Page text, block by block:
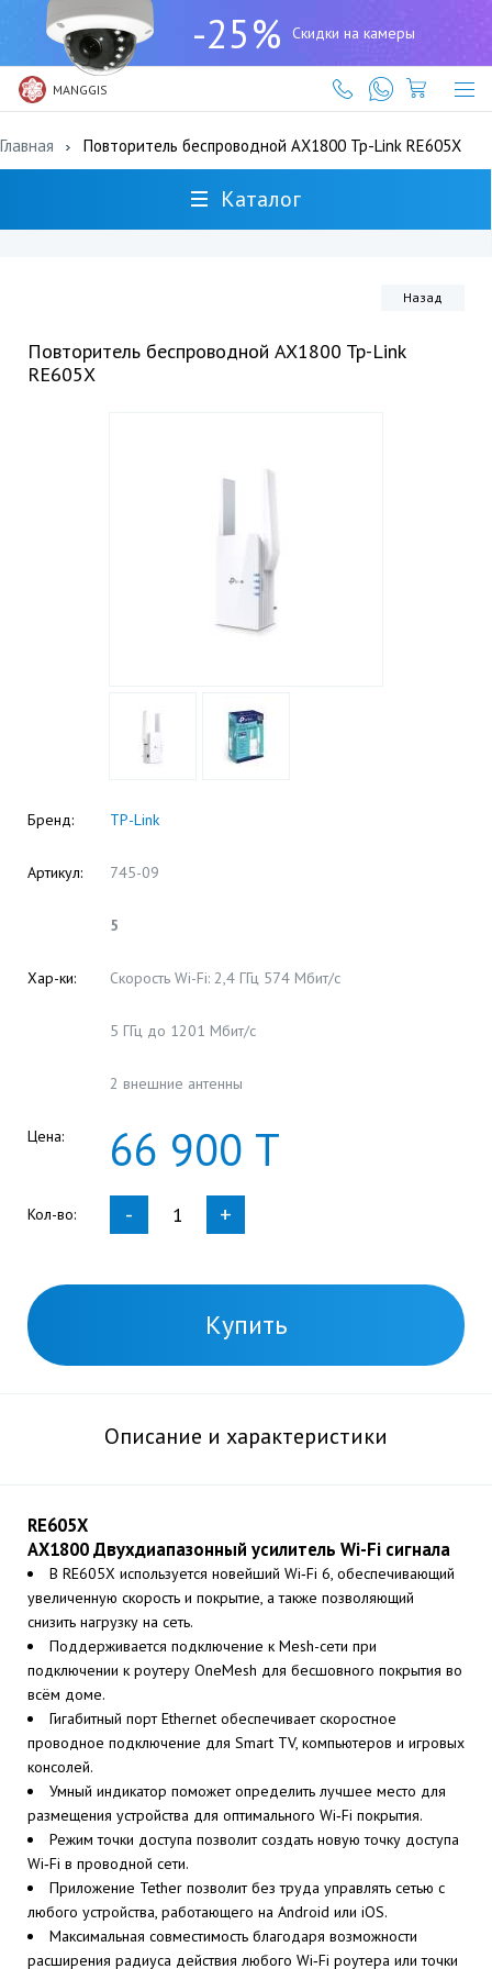
-25% Скидки на камеры
MANGGIS
(727)
317-
61-
61
Главная Повторитель беспроводной AX1800 Tp-Link RE605X
Каталог
Назад
Повторитель беспроводной AX1800 Tp-Link
RE605X
Бренд: TP-Link
Артикул: 745-09
5
Хар-ки: Скорость Wi-Fi: 2,4 ГГц 574 Мбит/с
5 ГГц до 1201 Мбит/с
2 внешние антенны
Цена: 66 900 Т
Кол-во: - +
Купить
Описание и характеристики
RE605X
AX1800 Двухдиапазонный усилитель Wi-Fi сигнала
В RE605X используется новейший Wi‑Fi 6, обеспечивающий
увеличенную скорость и покрытие, а также позволяющий
снизить нагрузку на сеть.
Поддерживается подключение к Mesh-сети при
подключении к роутеру OneMesh для бесшовного покрытия во
всём доме.
Гигабитный порт Ethernet обеспечивает скоростное
проводное подключение для Smart TV, компьютеров и игровых
консолей.
Умный индикатор поможет определить лучшее место для
размещения устройства для оптимального Wi‑Fi покрытия.
Режим точки доступа позволит создать новую точку доступа
Wi‑Fi в проводной сети.
Приложение Tether позволит без труда управлять сетью с
любого устройства, работающего на Android или iOS.
Максимальная совместимость благодаря возможности
расширения радиуса действия любого Wi‑Fi роутера или точки